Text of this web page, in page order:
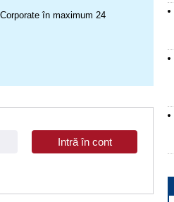
în maximum 24